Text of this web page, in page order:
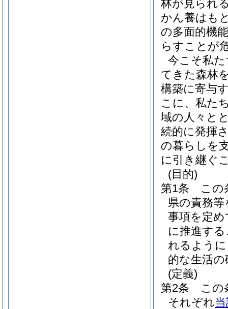
林が見られ
かん養はも
の多面的機
らすことが
今こそ私
てきた森林
構築に寄与
こに、私た
域の人々と
続的に発揮
の暮らしを
に引き継ぐ
(目的)
第1条
この
県の責務
事項を定
に推進す
れるよう
的な生活
(定義)
第2条
この
それぞれ